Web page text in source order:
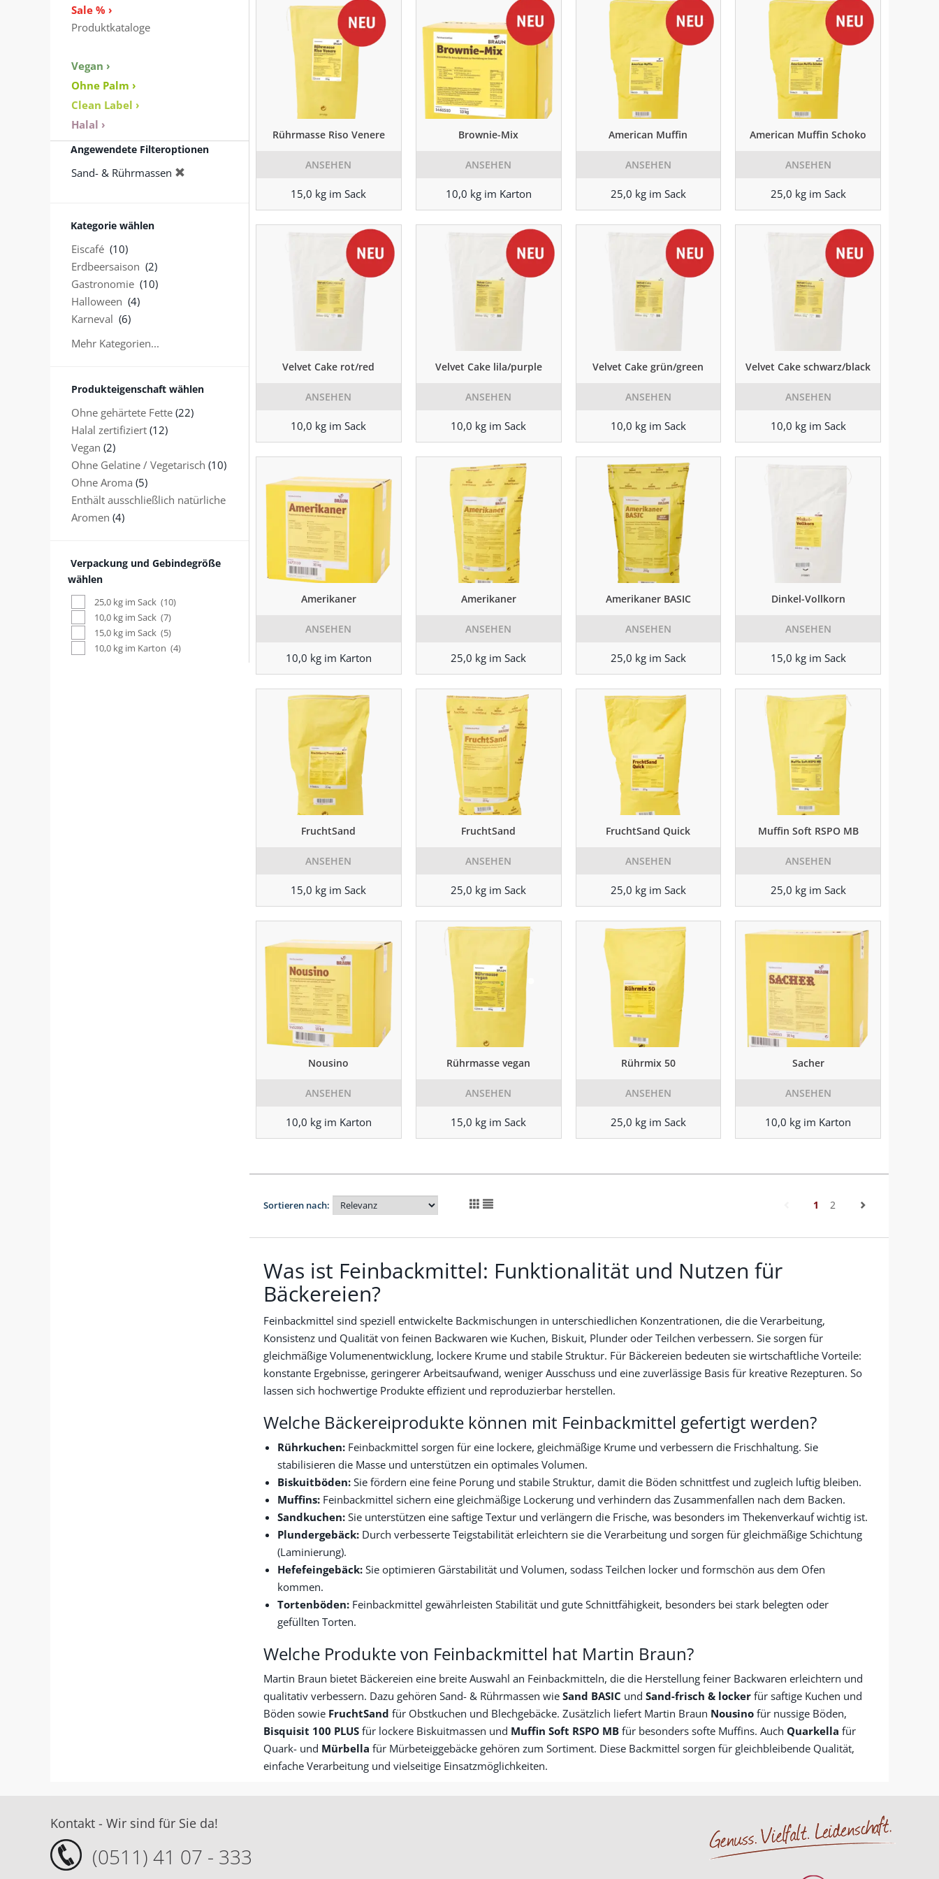
Sale % ›
Produktkataloge
Vegan ›
Ohne Palm ›
Clean Label ›
Halal ›
Angewendete Filteroptionen
Sand- & Rührmassen
Kategorie wählen
Eiscafé (10)
Erdbeersaison (2)
Gastronomie (10)
Halloween (4)
Karneval (6)
Mehr Kategorien...
Produkteigenschaft wählen
Ohne gehärtete Fette (22)
Halal zertifiziert (12)
Vegan (2)
Ohne Gelatine / Vegetarisch (10)
Ohne Aroma (5)
Enthält ausschließlich natürliche
Aromen (4)
Verpackung und Gebindegröße
wählen
25,0 kg im Sack (10)
10,0 kg im Sack (7)
15,0 kg im Sack (5)
10,0 kg im Karton (4)
Rührmasse Riso Venere
ANSEHEN
15,0 kg im Sack
Brownie-Mix
ANSEHEN
10,0 kg im Karton
American Muffin
ANSEHEN
25,0 kg im Sack
American Muffin Schoko
ANSEHEN
25,0 kg im Sack
Velvet Cake rot/red
ANSEHEN
10,0 kg im Sack
Velvet Cake lila/purple
ANSEHEN
10,0 kg im Sack
Velvet Cake grün/green
ANSEHEN
10,0 kg im Sack
Velvet Cake schwarz/black
ANSEHEN
10,0 kg im Sack
Amerikaner
ANSEHEN
10,0 kg im Karton
Amerikaner
ANSEHEN
25,0 kg im Sack
Amerikaner BASIC
ANSEHEN
25,0 kg im Sack
Dinkel-Vollkorn
ANSEHEN
15,0 kg im Sack
FruchtSand
ANSEHEN
15,0 kg im Sack
FruchtSand
ANSEHEN
25,0 kg im Sack
FruchtSand Quick
ANSEHEN
25,0 kg im Sack
Muffin Soft RSPO MB
ANSEHEN
25,0 kg im Sack
Nousino
ANSEHEN
10,0 kg im Karton
Rührmasse vegan
ANSEHEN
15,0 kg im Sack
Rührmix 50
ANSEHEN
25,0 kg im Sack
Sacher
ANSEHEN
10,0 kg im Karton
Sortieren nach: 1 (current)
2
Was ist Feinbackmittel: Funktionalität und Nutzen für
Bäckereien?
Feinbackmittel sind speziell entwickelte Backmischungen in unterschiedlichen Konzentrationen, die die Verarbeitung,
Konsistenz und Qualität von feinen Backwaren wie Kuchen, Biskuit, Plunder oder Teilchen verbessern. Sie sorgen für
gleichmäßige Volumenentwicklung, lockere Krume und stabile Struktur. Für Bäckereien bedeuten sie wirtschaftliche Vorteile:
konstante Ergebnisse, geringerer Arbeitsaufwand, weniger Ausschuss und eine zuverlässige Basis für kreative Rezepturen. So
lassen sich hochwertige Produkte effizient und reproduzierbar herstellen.
Welche Bäckereiprodukte können mit Feinbackmittel gefertigt werden?
Rührkuchen: Feinbackmittel sorgen für eine lockere, gleichmäßige Krume und verbessern die Frischhaltung. Sie
stabilisieren die Masse und unterstützen ein optimales Volumen.
Biskuitböden: Sie fördern eine feine Porung und stabile Struktur, damit die Böden schnittfest und zugleich luftig bleiben.
Muffins: Feinbackmittel sichern eine gleichmäßige Lockerung und verhindern das Zusammenfallen nach dem Backen.
Sandkuchen: Sie unterstützen eine saftige Textur und verlängern die Frische, was besonders im Thekenverkauf wichtig ist.
Plundergebäck: Durch verbesserte Teigstabilität erleichtern sie die Verarbeitung und sorgen für gleichmäßige Schichtung
(Laminierung).
Hefefeingebäck: Sie optimieren Gärstabilität und Volumen, sodass Teilchen locker und formschön aus dem Ofen
kommen.
Tortenböden: Feinbackmittel gewährleisten Stabilität und gute Schnittfähigkeit, besonders bei stark belegten oder
gefüllten Torten.
Welche Produkte von Feinbackmittel hat Martin Braun?
Martin Braun bietet Bäckereien eine breite Auswahl an Feinbackmitteln, die die Herstellung feiner Backwaren erleichtern und
qualitativ verbessern. Dazu gehören Sand- & Rührmassen wie Sand BASIC und Sand-frisch & locker für saftige Kuchen und
Böden sowie FruchtSand für Obstkuchen und Blechgebäcke. Zusätzlich liefert Martin Braun Nousino für nussige Böden,
Bisquisit 100 PLUS für lockere Biskuitmassen und Muffin Soft RSPO MB für besonders softe Muffins. Auch Quarkella für
Quark- und Mürbella für Mürbeteiggebäcke gehören zum Sortiment. Diese Backmittel sorgen für gleichbleibende Qualität,
einfache Verarbeitung und vielseitige Einsatzmöglichkeiten.
Kontakt - Wir sind für Sie da!
(0511) 41 07 - 333